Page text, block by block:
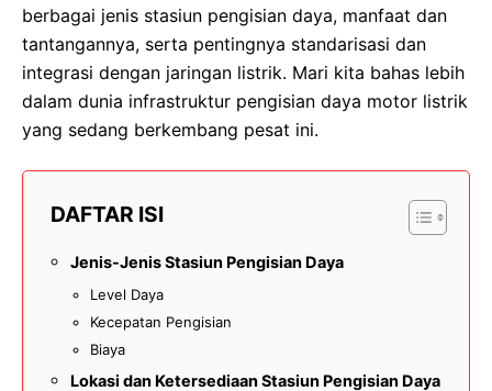
berbagai jenis stasiun pengisian daya, manfaat dan
tantangannya, serta pentingnya standarisasi dan
integrasi dengan jaringan listrik. Mari kita bahas lebih
dalam dunia infrastruktur pengisian daya motor listrik
yang sedang berkembang pesat ini.
DAFTAR ISI
Jenis-Jenis Stasiun Pengisian Daya
Level Daya
Kecepatan Pengisian
Biaya
Lokasi dan Ketersediaan Stasiun Pengisian Daya